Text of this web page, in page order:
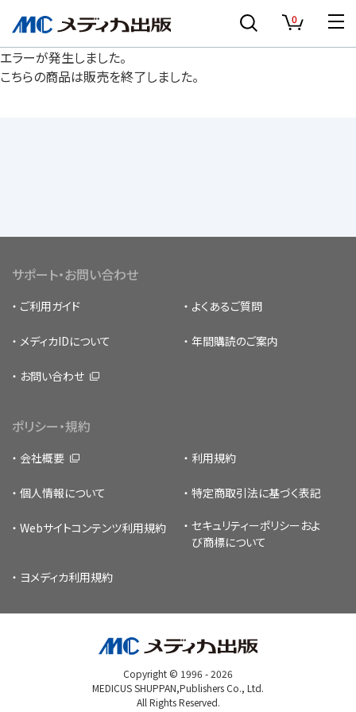
0
エラーが発生しました。
こちらの商品は販売を終了しました。
サポート・お問い合わせ
ご利用ガイド よくあるご質問
メディカIDについて 年間購読のご案内
お問い合わせ
ポリシー・規約
会社概要 利用規約
個人情報について 特定商取引法に基づく表記
Webサイトコンテンツ利用規約 セキュリティーポリシー およ
び商標について
ヨメディカ利用規約
Copyright © 1996 -2026
MEDICUS SHUPPAN,Publishers Co., Ltd.
All Rights Reserved.